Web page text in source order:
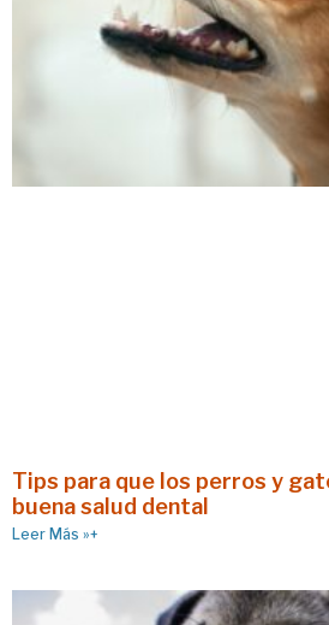
Tips para que los perros y
buena salud dental
Leer Más »+